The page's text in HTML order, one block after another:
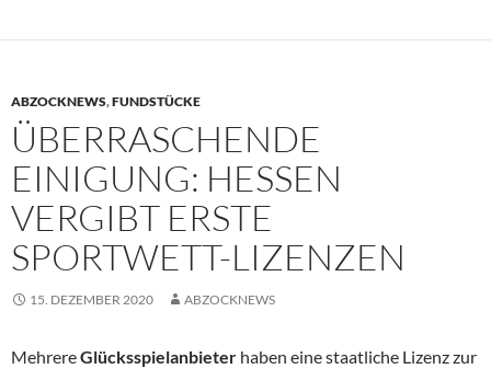
ABZOCKNEWS,FUNDSTÜCKE
ÜBERRASCHENDE
EINIGUNG: HESSEN
VERGIBT ERSTE
SPORTWETT-LIZENZEN
15. DEZEMBER 2020 ABZOCKNEWS
MehrereGlücksspielanbieter haben eine staatliche Lizenz zur